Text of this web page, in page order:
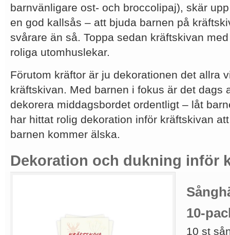
barnvänligare ost- och broccolipaj), skär
en god kallsås – att bjuda barnen på
svårare än så. Toppa sedan kräftskivan
roliga utomhuslekar.
Förutom kräftor är ju dekorationen det allra
kräftskivan. Med barnen i fokus är det dags
dekorera middagsbordet ordentligt – låt
har hittat rolig dekoration inför kräftskivan
barnen kommer älska.
Dekoration och dukning inför
10-
10 st